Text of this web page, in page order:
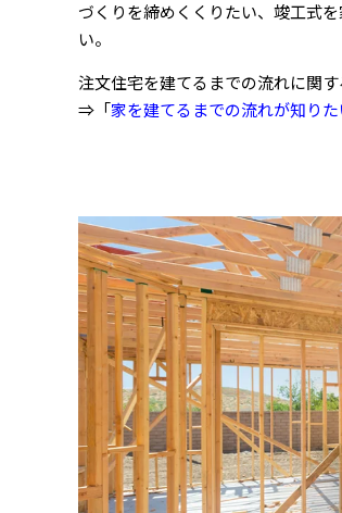
づくりを締めくくりたい、竣工式
い。
注文住宅を建てるまでの流れに関
⇒「 家を建てるまでの流れが知り